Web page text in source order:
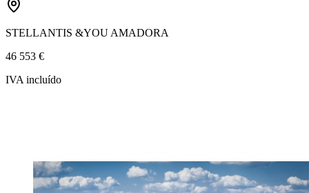
STELLANTIS &YOU AMADORA
46 553 €
IVA incluído